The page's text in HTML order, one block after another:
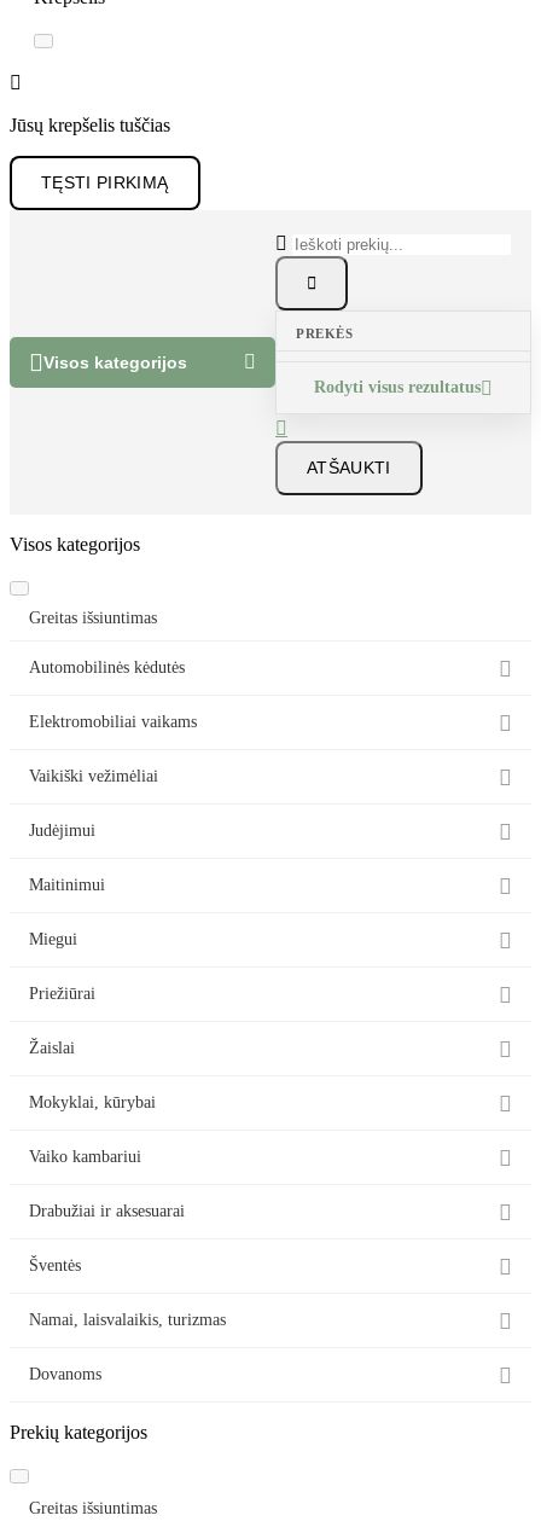

Jūsų krepšelis tuščias
TĘSTI PIRKIMĄ
 Visos kategorijos 


PREKĖS
Rodyti visus rezultatus

ATŠAUKTI
Visos kategorijos
Greitas išsiuntimas
Automobilinės kėdutės 
Elektromobiliai vaikams 
Vaikiški vežimėliai 
Judėjimui 
Maitinimui 
Miegui 
Priežiūrai 
Žaislai 
Mokyklai, kūrybai 
Vaiko kambariui 
Drabužiai ir aksesuarai 
Šventės 
Namai, laisvalaikis, turizmas 
Dovanoms 
Prekių kategorijos
Greitas išsiuntimas